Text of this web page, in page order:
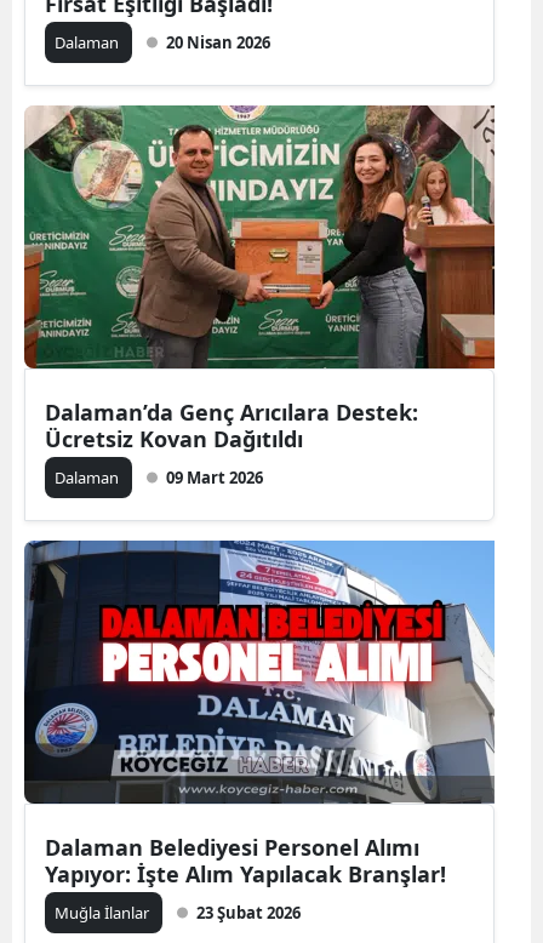
Dalaman 20 Nisan 2026
Dalaman’da Genç Arıcılara Destek:
Ücretsiz Kovan Dağıtıldı
Dalaman 09 Mart 2026
Dalaman Belediyesi Personel Alımı
Yapıyor: İşte Alım Yapılacak Branşlar!
Muğla İlanlar 23 Şubat 2026